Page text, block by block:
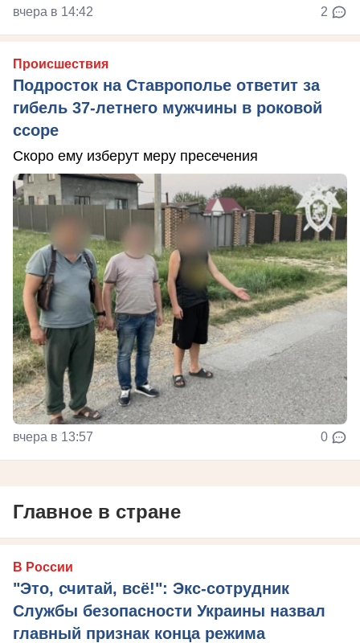
вчера в 14:42 2
Происшествия
Подросток на Ставрополье ответит за
гибель 37-летнего мужчины в роковой
ссоре
Скоро ему изберут меру пресечения
вчера в 13:57 0
Главное в стране
В России
"Это, считай, всё!": Экс-сотрудник
Службы безопасности Украины назвал
главный признак конца режима